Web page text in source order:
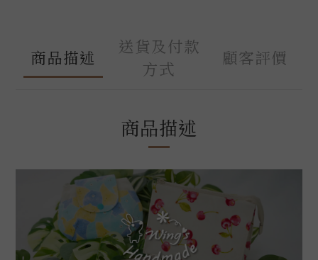
商品描述
送貨及付款
方式
顧客評價
商品描述